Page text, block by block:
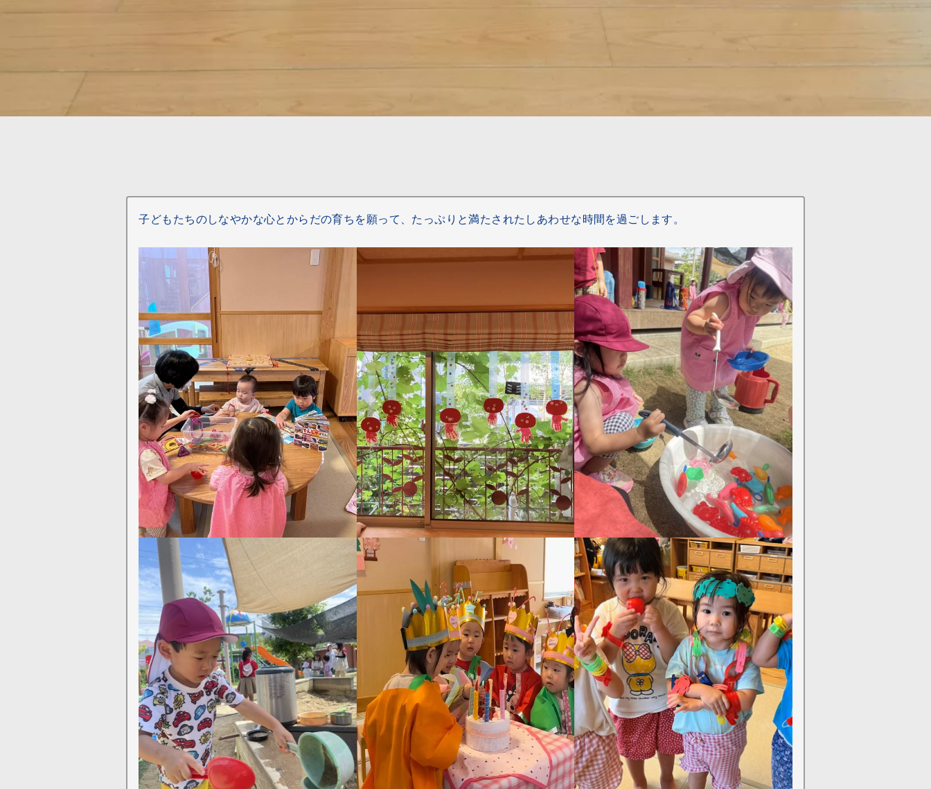
子どもたちのしなやかな心とからだの育ちを願って、たっぷりと満たされたしあわせな時間を過ごします。